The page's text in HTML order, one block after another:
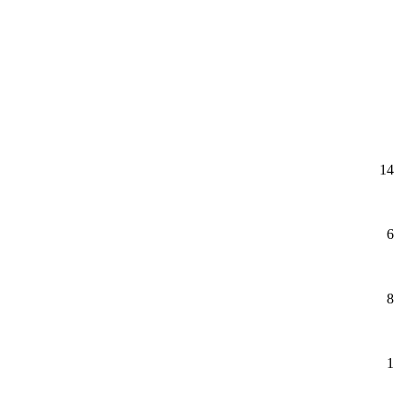
14
6
8
1